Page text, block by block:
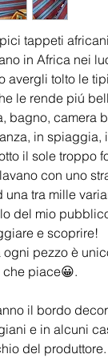
tappeti
in Africa nei
avergli tolto le
le rende piú
bagno, camera
in spiaggia,
il sole troppo
con uno
tra mille
del mio
e scoprire!
pezzo è
piace😀.
il bordo
e in alcuni
del